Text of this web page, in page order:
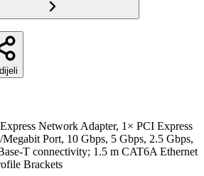
Network Adapter, 1× PCI Express
Port, 10 Gbps, 5 Gbps, 2.5 Gbps,
T connectivity; 1.5 m CAT6A Ethernet
Brackets